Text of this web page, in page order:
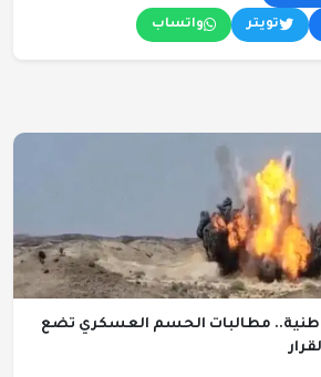
تويتر واتساب
مطالبات الحسم العسكري تضع